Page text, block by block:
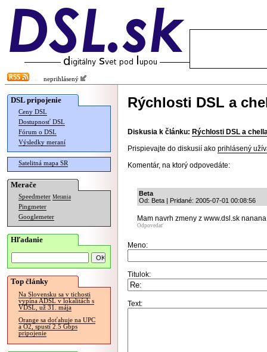
neprihlásený
DSL pripojenie
Ceny DSL
Dostupnosť DSL
Fórum o DSL
Výsledky meraní
Satelitná mapa SR
Merače
Speedmeter Merania
Pingmeter
Googlemeter
Hľadanie
Top články
Na Slovensku sa v tichosti
vypína ADSL v lokalitách s
VDSL, už 31. mája
Orange sa doťahuje na UPC
a O2, spustí 2.5 Gbps
pripojenie
Rýchlosti DSL a
Diskusia k článku: Rýchlosti DSL a
Prispievajte do diskusií ako prihlásený
Komentár, na ktorý odpovedáte:
Beta
Od: Beta | Pridané: 2005-07-01 00:08:56
Mam navrh zmeny z www.dsl.sk
Odpovedať
Meno:
Titulok:
Text: